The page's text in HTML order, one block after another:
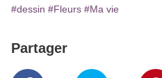
#dessin #Fleurs #Ma vie
Partager